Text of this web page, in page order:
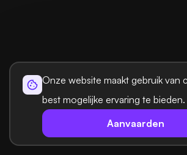
Onze website maakt gebruik van
best mogelijke ervaring te bieden.
Aanvaarden